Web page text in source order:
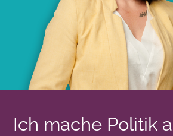
Ich mache Politik